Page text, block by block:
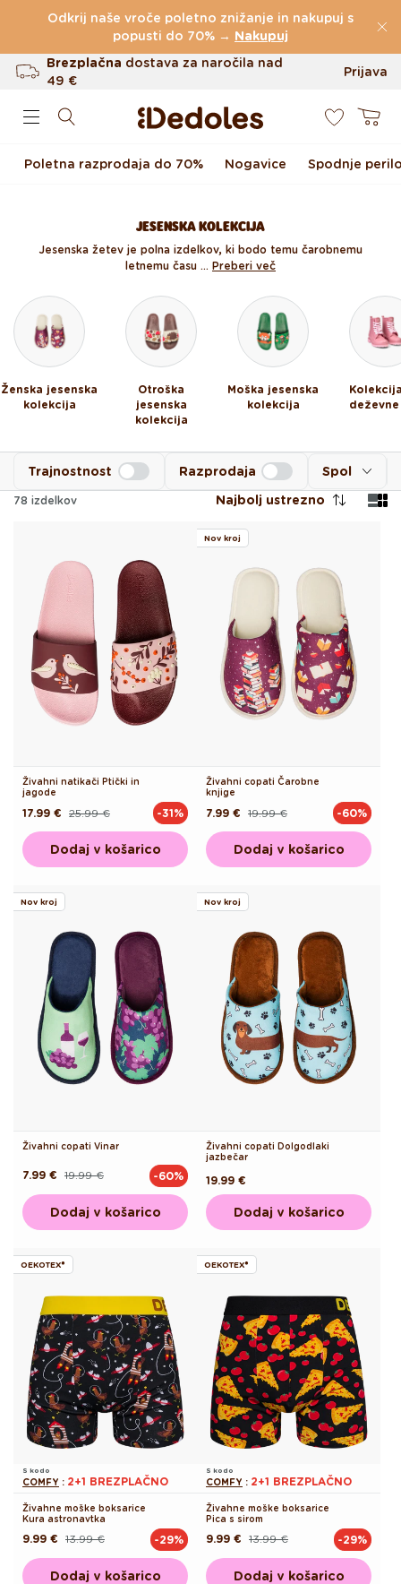
Preskoči na vsebino
Odkrij naše vroče poletno znižanje in nakupuj s
popusti do 70% → Nakupuj
(60.231 Ocen)
Brezplačna dostava za naročila nad
49 €
Do 100 dni za vračilo
Prijava
Košarica
Poletna razprodaja do 70% Nogavice Spodnje
JESENSKA KOLEKCIJA
Jesenska žetev je polna izdelkov, ki bodo temu čarobnemu
letnemu času ... Preberi več
Ženska jesenska
kolekcija
Otroška
jesenska
kolekcija
Moška jesenska
kolekcija
Spol
Trajnostnost Razprodaja
78 izdelkov Najbolj ustrezno
Živahni natikači Ptički in
jagode
Redna
25.99 €
Akcijska
17.99 € -31%
Dodaj v košarico
Nov kroj
Živahni copati Čarobne
knjige
Redna 19.99 €
Akcijska
7.99 € -60%
Dodaj v košarico
Nov kroj
Živahni copati Vinar
Redna 19.99 €
Akcijska
7.99 € -60%
Dodaj v košarico
Nov kroj
Živahni copati Dolgodlaki
jazbečar
Redna
cena
19.99 €
Dodaj v košarico
OEKOTEX®
S kodo
COMFY : 2+1 BREZPLAČNO
Živahne moške boksarice
Kura astronavtka
Redna 13.99 €
Akcijska
9.99 € -29%
Dodaj v košarico
OEKOTEX®
S kodo
COMFY : 2+1 BREZPLAČNO
Živahne moške boksarice
Pica s sirom
Redna 13.99 €
Akcijska
9.99 € -29%
Dodaj v košarico